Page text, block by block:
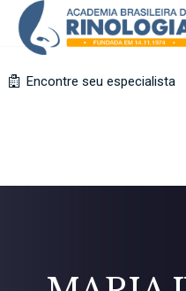
Encontre seu especialista